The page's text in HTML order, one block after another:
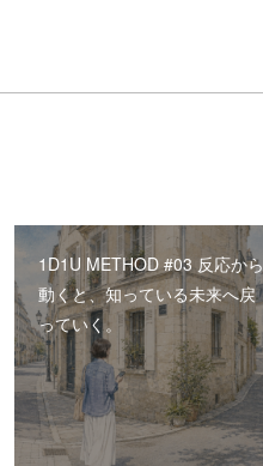
1D1U METHOD #03 反応から
動くと、知っている未来へ戻
っていく。